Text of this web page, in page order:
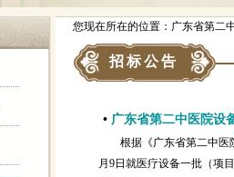
您现在所在的位置：广东省第二
招标公告
• 广东省第二中医院设
根据《广东省第二中医
月9日就医疗设备一批（项